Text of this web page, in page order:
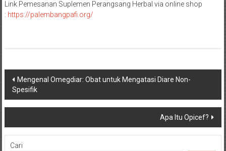
Link Pemesanan Suplemen Perangsang Herbal via online shop
: https://palembangpafi.org/
Navigasi
pos
Mengenal Omegdiar: Obat untuk Mengatasi Diare Non-
Spesifik
Apa Itu Opicef?
Cari